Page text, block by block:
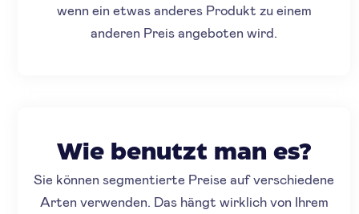
wenn ein etwas anderes Produkt zu einem
anderen Preis angeboten wird.
Wie benutzt man es?
Sie können segmentierte Preise auf verschiedene
Arten verwenden. Das hängt wirklich von Ihrem